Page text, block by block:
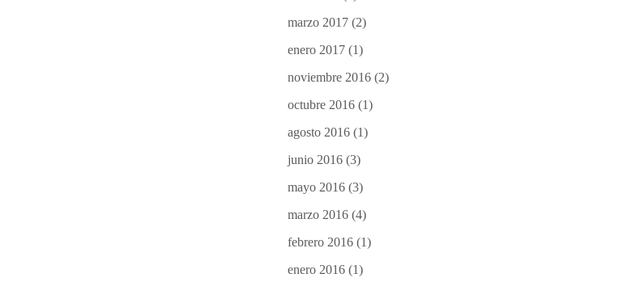
marzo 2017 (2)
enero 2017 (1)
noviembre 2016 (2)
octubre 2016 (1)
agosto 2016 (1)
junio 2016 (3)
mayo 2016 (3)
marzo 2016 (4)
febrero 2016 (1)
enero 2016 (1)